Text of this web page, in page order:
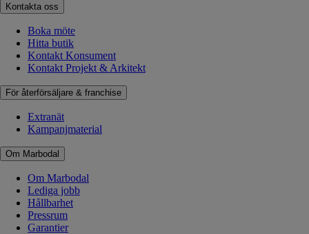
Kontakta oss
Boka möte
Hitta butik
Kontakt Konsument
Kontakt Projekt & Arkitekt
För återförsäljare & franchise
Extranät
Kampanjmaterial
Om Marbodal
Om Marbodal
Lediga jobb
Hållbarhet
Pressrum
Garantier